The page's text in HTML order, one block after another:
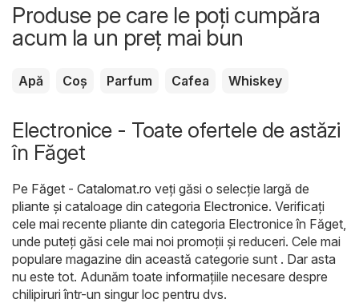
Produse pe care le poți cumpăra
acum la un preț mai bun
Apă Coș Parfum Cafea Whiskey
Electronice - Toate ofertele de astăzi
în Făget
Pe Făget - Catalomat.ro veți găsi o selecție largă de
pliante și cataloage din categoria Electronice. Verificați
cele mai recente pliante din categoria Electronice în Făget,
unde puteți găsi cele mai noi promoții și reduceri. Cele mai
populare magazine din această categorie sunt . Dar asta
nu este tot. Adunăm toate informațiile necesare despre
chilipiruri într-un singur loc pentru dvs.